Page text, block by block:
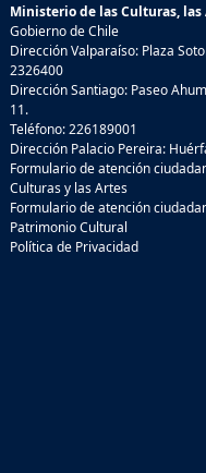
Ministerio de las Culturas,
Gobierno de Chile
Dirección Valparaíso: Plaza
2326400
Dirección Santiago: Paseo
11.
Teléfono: 226189001
Dirección Palacio Pereira:
Formulario de atención
Culturas y las Artes
Formulario de atención
Patrimonio Cultural
Política de Privacidad